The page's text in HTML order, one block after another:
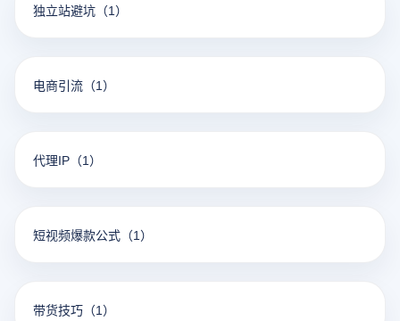
独立站避坑 （1）
电商引流 （1）
代理IP （1）
短视频爆款公式 （1）
带货技巧 （1）